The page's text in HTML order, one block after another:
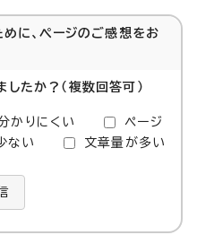
に、ページのご感想をお
たか？（複数回答可）
かりにくい
ページ
ない 文章量が多い